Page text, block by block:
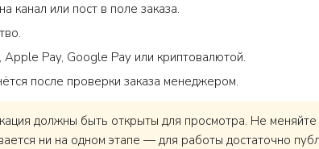
канал или пост в поле заказа.
Apple Pay, Google Pay или криптовалютой.
после проверки заказа менеджером.
должны быть открыты для просмотра. Не меняйте
ни на одном этапе — для работы достаточно